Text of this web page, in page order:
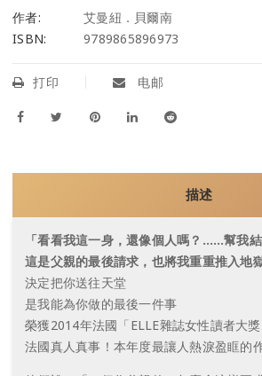
作者:
艾曼紐．貝爾南
ISBN:
9789865896973
打印 电邮
描述
「看看我這一身，還像個人嗎？……幫我結
這是父親的最後請求，也將我重重推入地
決定把你送往天堂
是我能為你做的最後一件事
榮獲2014年法國「ELLE雜誌女性讀者大獎
法國真人真事！本年度最讓人熱淚盈眶的